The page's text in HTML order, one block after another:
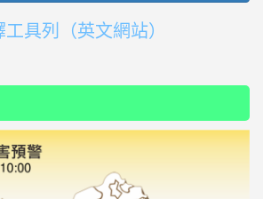
具列（英文網站）